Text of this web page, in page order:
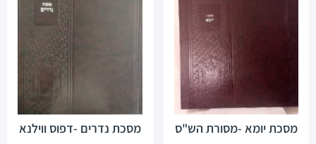
מסכת יומא -מסורת הש"ס מסכת נדרים -דפוס ווילנא